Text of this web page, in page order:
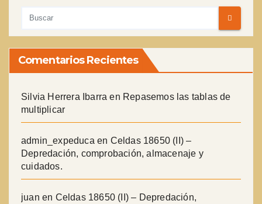
Comentarios Recientes
Silvia Herrera Ibarra en Repasemos las tablas de
multiplicar
admin_expeduca en Celdas 18650 (II) –
Depredación, comprobación, almacenaje y
cuidados.
juan en Celdas 18650 (II) – Depredación,